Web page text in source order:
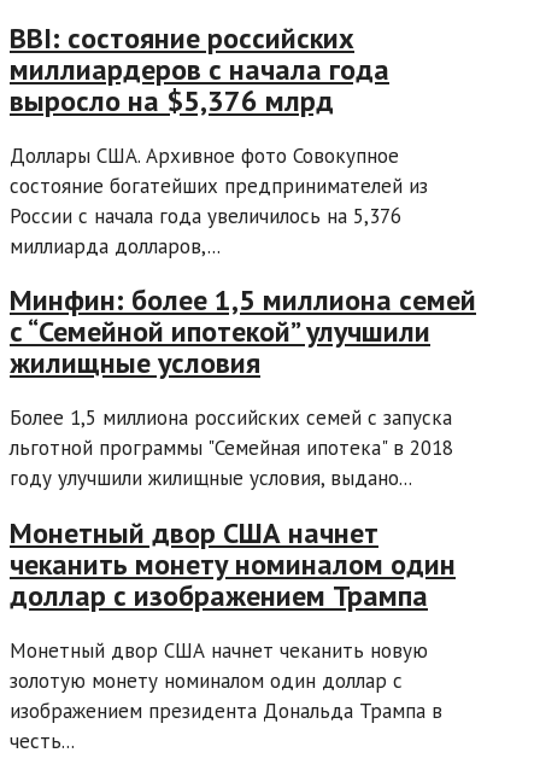
BBI: состояние российских
миллиардеров с начала года
выросло на $5,376 млрд
Доллары США. Архивное фото Совокупное
состояние богатейших предпринимателей из
России с начала года увеличилось на 5,376
миллиарда долларов,...
Минфин: более 1,5 миллиона семей
с “Семейной ипотекой” улучшили
жилищные условия
Более 1,5 миллиона российских семей с запуска
льготной программы "Семейная ипотека" в 2018
году улучшили жилищные условия, выдано...
Монетный двор США начнет
чеканить монету номиналом один
доллар с изображением Трампа
Монетный двор США начнет чеканить новую
золотую монету номиналом один доллар с
изображением президента Дональда Трампа в
честь...